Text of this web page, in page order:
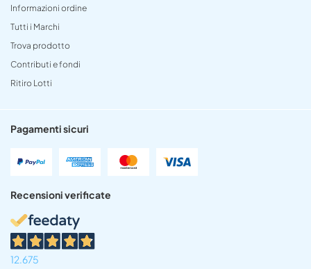
Informazioni ordine
Tutti i Marchi
Trova prodotto
Contributi e fondi
Ritiro Lotti
Pagamenti sicuri
Recensioni verificate
12.675